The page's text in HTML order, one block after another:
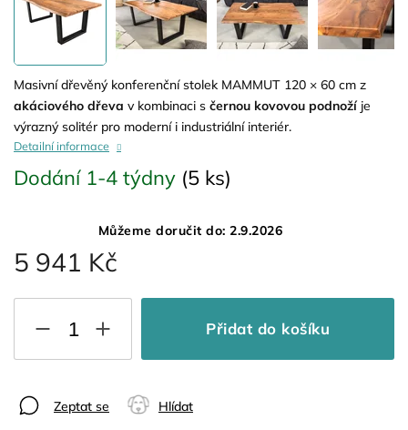
5 941 Kč
Dodání 1-4 týdny (5 ks)
Můžeme doručit do: 2.9.2026
Přidat do košíku
Masivní dřevěný konferenční stolek MAMMUT 120 × 60 cm z
akáciového dřeva v kombinaci s černou kovovou podnožíje
výrazný solitér pro moderní i industriální interiér.
Detailní informace
Zeptat se Hlídat